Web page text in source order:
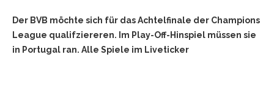
Der BVB möchte sich für das Achtelfinale der Champions
League qualifziereren. Im Play-Off-Hinspiel müssen sie
in Portugal ran. Alle Spiele im Liveticker